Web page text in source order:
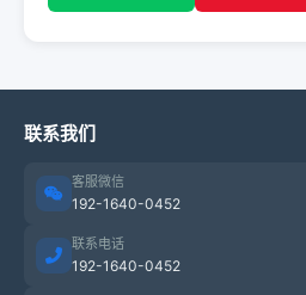
联系我们
客服微信
192-1640-0452
联系电话
192-1640-0452